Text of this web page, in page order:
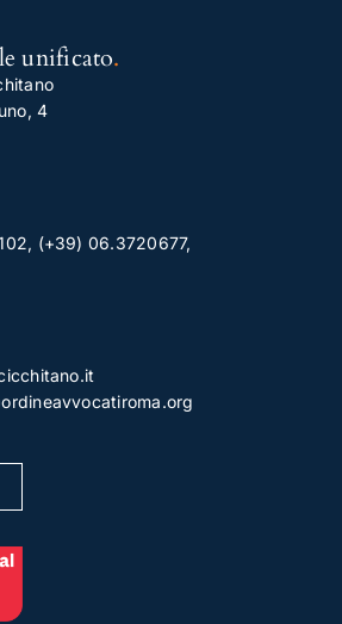
unificato.
4
, (+39) 06.3720677,